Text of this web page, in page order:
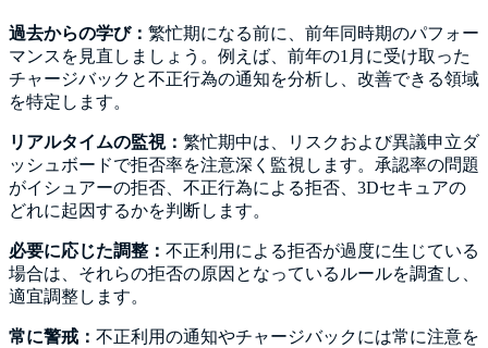
過去からの学び： 繁忙期になる前に、前年同時期のパフォー
マンスを見直しましょう。例えば、前年の1月に受け取った
チャージバックと不正行為の通知を分析し、改善できる領域
を特定します。
リアルタイムの監視： 繁忙期中は、リスクおよび異議申立ダ
ッシュボードで拒否率を注意深く監視します。承認率の問題
がイシュアーの拒否、不正行為による拒否、3Dセキュアの
どれに起因するかを判断します。
必要に応じた調整： 不正利用による拒否が過度に生じている
場合は、それらの拒否の原因となっているルールを調査し、
適宜調整します。
常に警戒： 不正利用の通知やチャージバックには常に注意を